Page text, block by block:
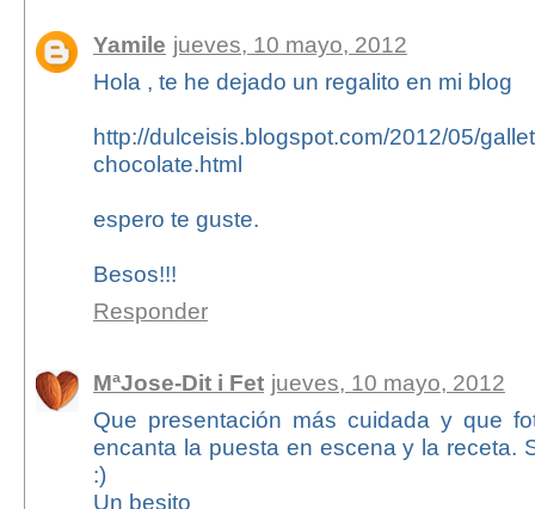
Yamile jueves, 10 mayo, 2012
Hola , te he dejado un regalito en mi blog
http://dulceisis.blogspot.com/2012/05/
chocolate.html
espero te guste.
Besos!!!
Responder
MªJose-Dit i Fet jueves, 10 mayo, 2012
Que presentación más cuidada y que
encanta la puesta en escena y la receta.
:)
Un besito